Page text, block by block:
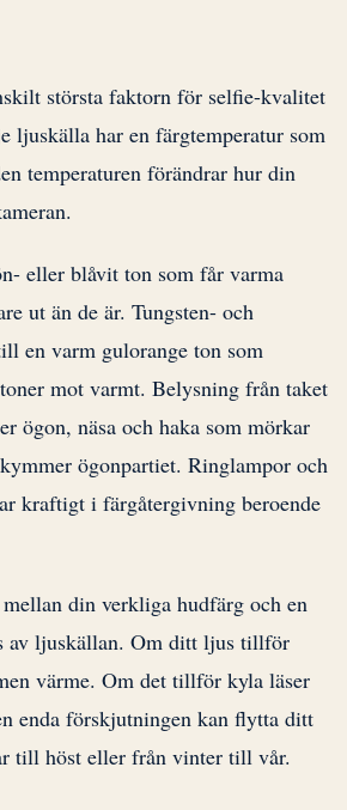
största faktorn för selfie-kvalitet
ljuskälla har en färgtemperatur som
temperaturen förändrar hur din
eller blåvit ton som får varma
ut än de är. Tungsten- och
en varm gulorange ton som
mot varmt. Belysning från taket
ögon, näsa och haka som mörkar
ögonpartiet. Ringlampor och
kraftigt i färgåtergivning beroende
din verkliga hudfärg och en
av ljuskällan. Om ditt ljus tillför
värme. Om det tillför kyla läser
enda förskjutningen kan flytta ditt
till höst eller från vinter till vår.